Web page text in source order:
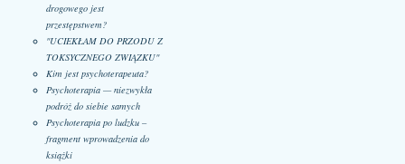
drogowego jest
przestępstwem?
"UCIEKŁAM DO PRZODU Z
TOKSYCZNEGO ZWIĄZKU"
Kim jest psychoterapeuta?
Psychoterapia — niezwykła
podróż do siebie samych
Psychoterapia po ludzku –
fragment wprowadzenia do
książki